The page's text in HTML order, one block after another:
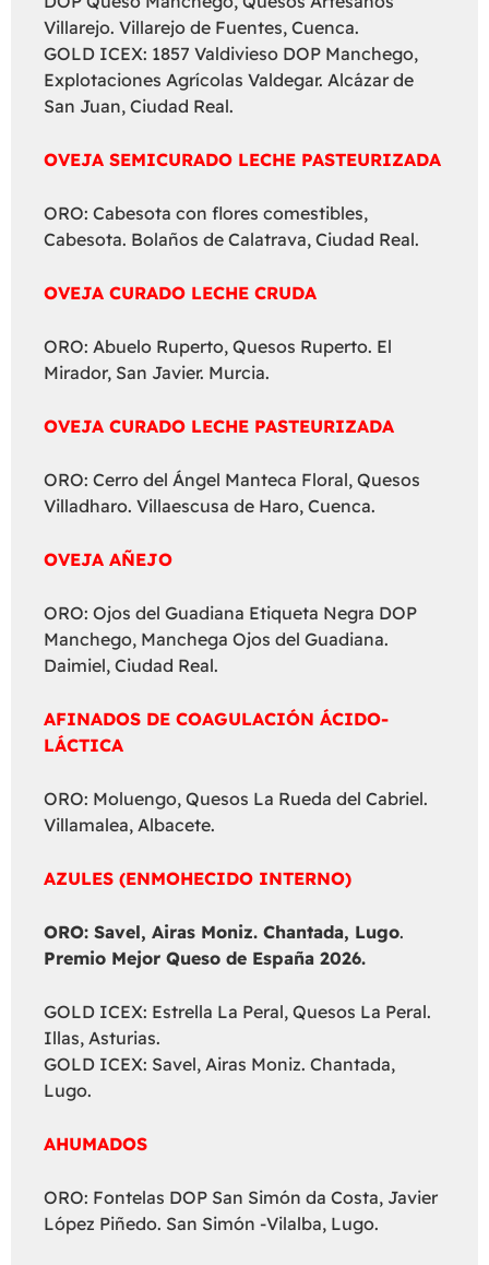
Villarejo. Villarejo de Fuentes, Cuenca.
GOLD ICEX: 1857 Valdivieso DOP Manchego,
Explotaciones Agrícolas Valdegar. Alcázar de
San Juan, Ciudad Real.
OVEJA SEMICURADO LECHE PASTEURIZADA
ORO: Cabesota con flores comestibles,
Cabesota. Bolaños de Calatrava, Ciudad Real.
OVEJA CURADO LECHE CRUDA
ORO: Abuelo Ruperto, Quesos Ruperto. El
Mirador, San Javier. Murcia.
OVEJA CURADO LECHE PASTEURIZADA
ORO: Cerro del Ángel Manteca Floral, Quesos
Villadharo. Villaescusa de Haro, Cuenca.
OVEJA AÑEJO
ORO: Ojos del Guadiana Etiqueta Negra DOP
Manchego, Manchega Ojos del Guadiana.
Daimiel, Ciudad Real.
AFINADOS DE COAGULACIÓN ÁCIDO-
LÁCTICA
ORO: Moluengo, Quesos La Rueda del Cabriel.
Villamalea, Albacete.
AZULES (ENMOHECIDO INTERNO)
ORO: Savel, Airas Moniz. Chantada, Lugo.
Premio Mejor Queso de España 2026.
GOLD ICEX: Estrella La Peral, Quesos La Peral.
Illas, Asturias.
GOLD ICEX: Savel, Airas Moniz. Chantada,
Lugo.
AHUMADOS
ORO: Fontelas DOP San Simón da Costa, Javier
López Piñedo. San Simón -Vilalba, Lugo.